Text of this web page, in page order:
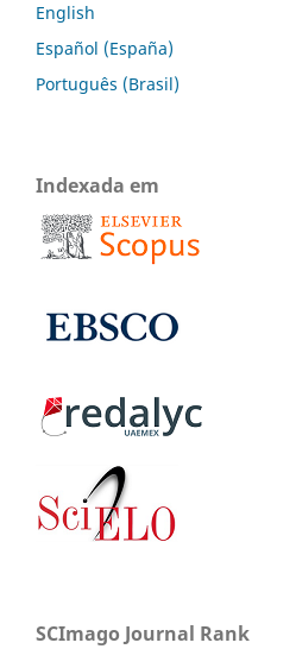
English
Español (España)
Português (Brasil)
Indexada em
SCImago Journal Rank